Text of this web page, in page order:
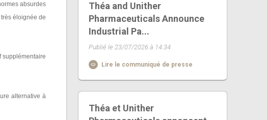
absurdes
éloignée de
supplémentaire
alternative à
Théa and Unither
Pharmaceuticals Announce
Industrial Pa...
Publié le 23/07/2026 à 14:34
Lire le communiqué de presse
Théa et Unither